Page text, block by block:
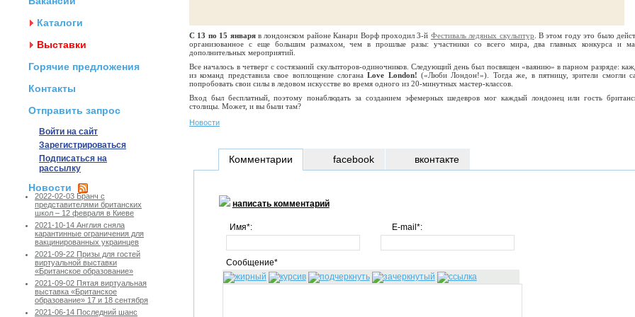
Каталоги
Выставки
Горячие предложения
Контакты
Отправить запрос
Войти на сайт
Зарегистрироваться
Подписаться на
рассылку
Новости
2022-02-03 Бранч с
представителями британских
школ – 12 февраля в Киеве
2021-10-14 Англия сняла
карантинные ограничения для
вакцинированных украинцев
2021-09-22 Призы для гостей
виртуальной выставки
«Британское образование»
2021-09-02 Пятая виртуальная
выставка «Британское
образование» 17 и 18 сентября
2021-06-14 Последний шанс
С 13 по 15 январяв лондонском районе Канари Ворф проходил 3-й Фестиваль ледяных скульптур . В этом году это было
организованное с еще большим размахом, чем в прошлые разы: участники со всего мира, два главных конкурса и
дополнительных мероприятий.
Все началось в четверг с состязаний скульпторов-одиночников. Следующий день был посвящен «ваянию» в парном разряде:
из команд представила свое воплощение слоганаLove London! («Люби Лондон!»). Тогда же, в пятницу, зрители смогли
попробовать свои силы в ледовом искусстве во время одного из 20-минутных мастер-классов.
Вход был бесплатный, поэтому понаблюдать за созданием эфемерных шедевров мог каждый лондонец или гость
столицы. Может, и вы были там?
Новости
Комментарии
написать комментарий
Имя*: E-mail*:
Сообщение*
facebook вконтакте